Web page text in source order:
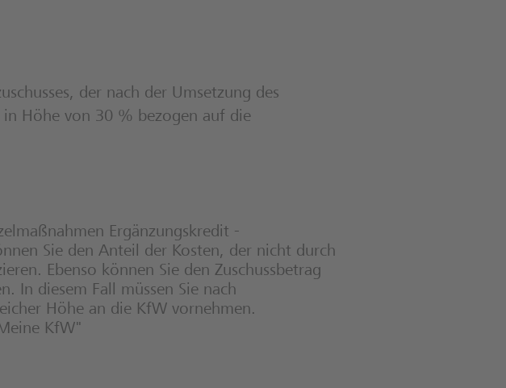
der nach der Umsetzung des
in Höhe von 30 % bezogen auf die
Ergänzungskredit -
Sie den Anteil der Kosten, der nicht durch
Ebenso können Sie den Zuschussbetrag
In diesem Fall müssen Sie nach
Höhe an die KfW vornehmen.
KfW"